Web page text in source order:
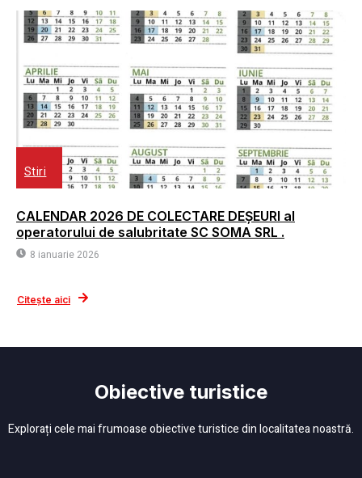
Stiri
CALENDAR 2026 DE COLECTARE DEȘEURI al
operatorului de salubritate SC SOMA SRL .
8 ianuarie 2026
Citește aici
Obiective turistice
Explorați cele mai frumoase obiective turistice din localitatea noastră.